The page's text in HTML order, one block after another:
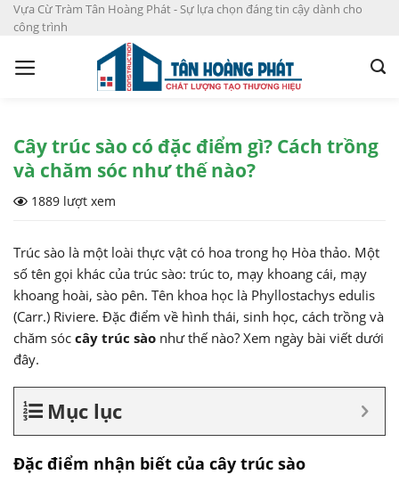
Vựa Cừ Tràm Tân Hoàng Phát - Sự lựa chọn đáng tin cậy dành cho
công trình
Cây trúc sào có đặc điểm gì? Cách trồng
và chăm sóc như thế nào?
1889 lượt xem
Trúc sào là một loài thực vật có hoa trong họ Hòa thảo. Một
số tên gọi khác của trúc sào: trúc to, mạy khoang cái, mạy
khoang hoài, sào pên. Tên khoa học là Phyllostachys edulis
(Carr.) Riviere. Đặc điểm về hình thái, sinh học, cách trồng và
chăm sóc cây trúc sào như thế nào? Xem ngày bài viết dưới
đây.
Mục lục
Đặc điểm nhận biết của cây trúc sào